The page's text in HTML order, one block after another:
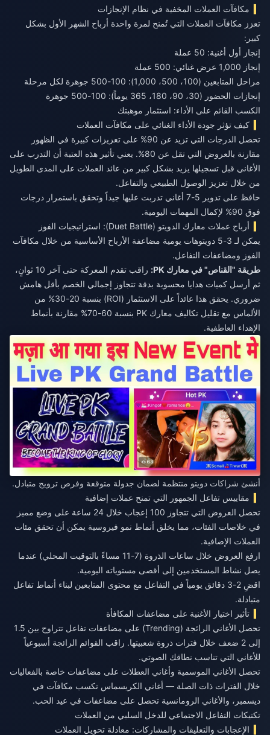
مكافآت العملات المخفية في نظام الإنجازات
تعزز مكافآت العملات التي تُمنح لمرة واحدة أرباح الشهر الأول بشكل
كبير:
إنجاز أول أغنية: 50 عملة
إنجاز 1,000 عرض غنائي: 500 عملة
مراحل المتابعين (100، 500، 1,000): 100-500 جوهرة لكل مرحلة
إنجازات الحضور (30، 90، 180، 365 يوماً): 100-500 جوهرة
الكسب القائم على الأداء: استثمار موهبتك
كيف تؤثر جودة الأداء الغنائي على مكافآت العملات
تحصل الدرجات التي تزيد عن 90% على تعزيزات كبيرة في الظهور
مقارنة بالعروض التي تقل عن 80%. يعني تأثير هذه العتبة أن التدرب على
الأغاني قبل تسجيلها يزيد بشكل كبير من عائد العملات على المدى الطويل
من خلال تعزيز الوصول الطبيعي والتفاعل.
حافظ على تدوير 5-7 أغاني تدربت عليها جيداً وتحقق باستمرار درجات
فوق 90% لإكمال المهمات اليومية.
أرباح عملات معارك الدويتو (Duet Battle): استراتيجيات الفوز
يمكن لـ 3-5 دويتوهات يومية مضاعفة الأرباح الأساسية من خلال مكافآت
الفوز ومضاعفات التفاعل.
طريقة "القناص" في معارك PK:
راقب تقدم المعركة حتى آخر 10 ثوانٍ،
ثم أرسل كميات هدايا محسوبة بدقة تتجاوز إجمالي الخصم بأقل هامش
ضروري. يحقق هذا عائداً على الاستثمار (ROI) بنسبة 20-30% من
الألماس مع تقليل تكاليف معارك PK بنسبة 60-70% مقارنة بأنماط
الإهداء العاطفية.
أنشئ شراكات دويتو منتظمة لضمان جدولة متوقعة وفرص ترويج متبادل.
مقاييس تفاعل الجمهور التي تمنح عملات إضافية
تحصل العروض التي تتجاوز 100 إعجاب خلال 24 ساعة على وضع مميز
في خلاصات الفئات، مما يخلق أنماط نمو فيروسية يمكن أن تحقق مئات
العملات الإضافية.
ارفع العروض خلال ساعات الذروة (7-11 مساءً بالتوقيت المحلي) عندما
يصل نشاط المستخدمين إلى أقصى مستوياته اليومية.
اقضِ 2-3 دقائق يومياً في التفاعل مع محتوى المتابعين لبناء أنماط تفاعل
متبادلة.
تأثير اختيار الأغنية على مضاعفات المكافأة
تحصل الأغاني الرائجة (Trending) على مضاعفات تفاعل تتراوح بين 1.5
إلى 2 ضعف خلال فترات ذروة شعبيتها. راقب القوائم الرائجة أسبوعياً
للأغاني التي تناسب نطاقك الصوتي.
تحصل الأغاني الموسمية وأغاني العطلات على مضاعفات خاصة بالفعاليات
خلال الفترات ذات الصلة — أغاني الكريسماس تكسب مكافآت في
ديسمبر، والأغاني الرومانسية تحصل على مضاعفات في عيد الحب.
تكتيكات التفاعل الاجتماعي للدخل السلبي من العملات
الإعجابات والتعليقات والمشاركات: معادلة تحويل العملات